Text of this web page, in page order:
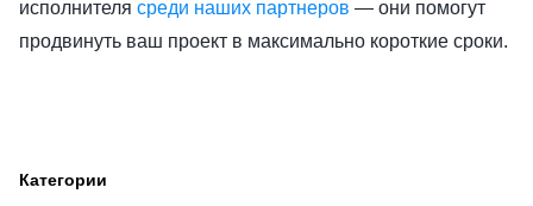
Категории
исполнителя среди наших партнеров — они помогут
продвинуть ваш проект в максимально короткие сроки.